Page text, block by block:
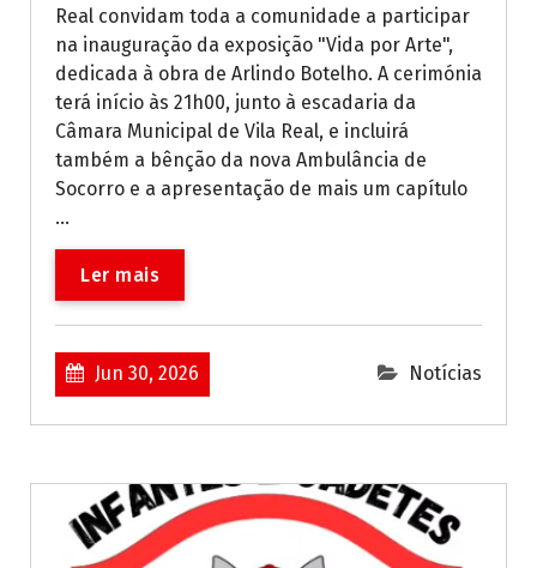
Real convidam toda a comunidade a participar
na inauguração da exposição "Vida por Arte",
dedicada à obra de Arlindo Botelho. A cerimónia
terá início às 21h00, junto à escadaria da
Câmara Municipal de Vila Real, e incluirá
também a bênção da nova Ambulância de
Socorro e a apresentação de mais um capítulo
...
Ler mais
Jun 30, 2026 Notícias